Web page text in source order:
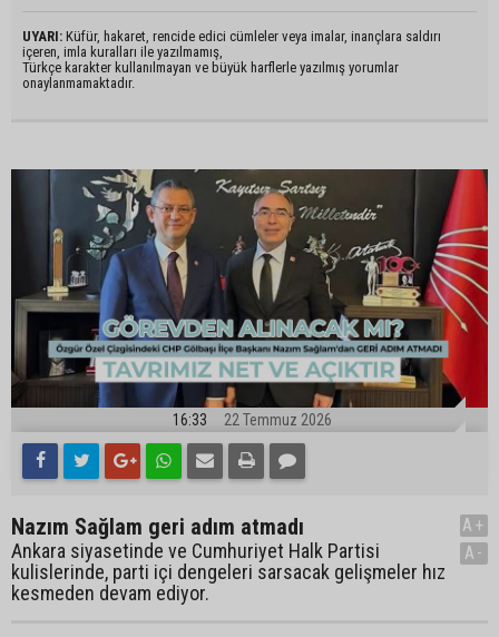
UYARI: Küfür, hakaret, rencide edici cümleler veya imalar, inançlara saldırı
içeren, imla kuralları ile yazılmamış,
Türkçe karakter kullanılmayan ve büyük harflerle yazılmış yorumlar
onaylanmamaktadır.
16:33 22 Temmuz 2026
Nazım Sağlam geri adım atmadı
Ankara siyasetinde ve Cumhuriyet Halk Partisi
kulislerinde, parti içi dengeleri sarsacak gelişmeler hız
kesmeden devam ediyor.
A+
A-